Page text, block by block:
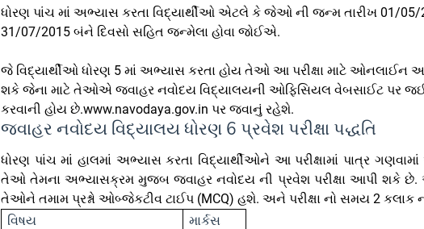
ધોરણ પાંચ માં અભ્યાસ કરતા વિદ્યાર્થીઓ એટલે કે જેઓ ની જન્મ તારીખ 01/05/
31/07/2015 બંને દિવસો સહિત જન્મેલા હોવા જોઈએ.
જે વિદ્યાર્થીઓ ધોરણ 5 માં અભ્યાસ કરતા હોય તેઓ આ પરીક્ષા માટે ઓનલાઈન
શકે જેના માટે તેઓએ જવાહર નવોદય વિદ્યાલયની ઓફિસિયલ વેબસાઈટ પર
કરવાની હોય છે.www.navodaya.gov.in પર જવાનું રહેશે.
જવાહર નવોદય વિદ્યાલય ધોરણ 6 પ્રવેશ પરીક્ષા પદ્ધતિ
ધોરણ પાંચ માં હાલમાં અભ્યાસ કરતા વિદ્યાર્થીઓને આ પરીક્ષામાં પાત્ર
તેઓ તેમના અભ્યાસક્રમ મુજબ જવાહર નવોદય ની પ્રવેશ પરીક્ષા આપી શકે છે. આ
તેઓને તમામ પ્રશ્નો ઓબ્જેકટીવ ટાઈપ (MCQ) હશે. અને પરીક્ષા નો સમય 2 કલાક
વિષય માર્કસ